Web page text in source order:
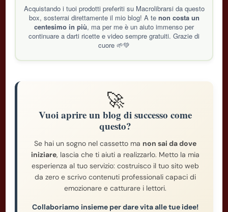
Acquistando i tuoi prodotti preferiti su Macrolibrarsi da questo
box, sosterrai direttamente il mio blog! A te non costa un
centesimo in più, ma per me è un aiuto immenso per
continuare a darti ricette e video sempre gratuiti. Grazie di
cuore 🌱💚
🚀
Vuoi aprire un blog di successo come
questo?
Se hai un sogno nel cassetto ma non sai da dove
iniziare, lascia che ti aiuti a realizzarlo. Metto la mia
esperienza al tuo servizio: costruisco il tuo sito web
da zero e scrivo contenuti professionali capaci di
emozionare e catturare i lettori.
Collaboriamo insieme per dare vita alle tue idee!